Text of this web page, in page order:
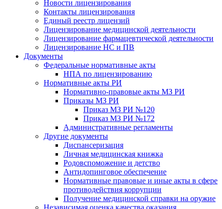
Новости лицензирования
Контакты лицензирования
Единый реестр лицензий
Лицензирование медицинской деятельности
Лицензирование фармацевтической деятельности
Лицензирование НС и ПВ
Документы
Федеральные нормативные акты
НПА по лицензированию
Нормативные акты РИ
Нормативно-правовые акты МЗ РИ
Приказы МЗ РИ
Приказ МЗ РИ №120
Приказ МЗ РИ №172
Административные регламенты
Другие документы
Диспансеризация
Личная медицинская книжка
Родовспоможение и детство
Антидопинговое обеспечение
Нормативные правовые и иные акты в сфере
противодействия коррупции
Получение медицинской справки на оружие
Независимая оценка качества оказания